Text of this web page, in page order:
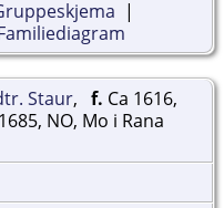
|
Staur, f. Ca 1616,
1685, NO, Mo i Rana